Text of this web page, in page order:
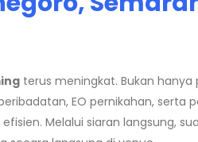
terus meningkat. Bukan hanya
EO pernikahan, serta
Melalui siaran langsung,